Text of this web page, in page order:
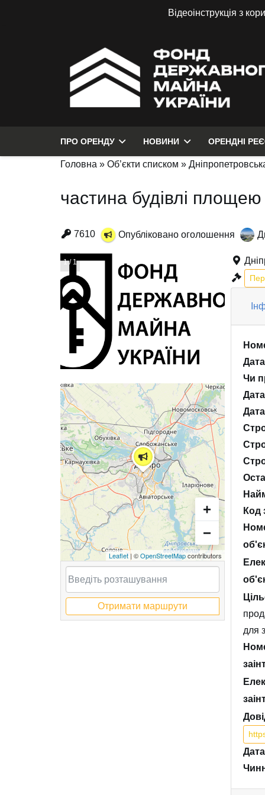
Відеоінструкція з
ПРО ОРЕНДУ НОВИНИ ОРЕНДНІ
Головна » Об’єкти списком »
частина будівлі
7610
Опубліковано оголошення
1 / 1
+
−
Leaflet| ©OpenStreetMapcontributors
Отримати маршрути
Чи
Код
для